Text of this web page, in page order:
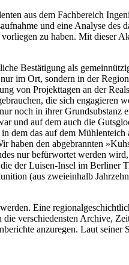
aus dem Fachbereich
und eine Analyse des
zu haben. Mit dieser
Bestätigung als
im Ort, sondern in der
von Projekttagen an der
die sich engagieren
in ihrer Grundsubstanz
und auf dem auch die
das auf dem
den abgebrannten
nur befürwortet werden
der Luisen-Insel im Berliner
(aus zweieinhalb
Eine
verschiedensten Archive,
anzuregen. Laut seiner